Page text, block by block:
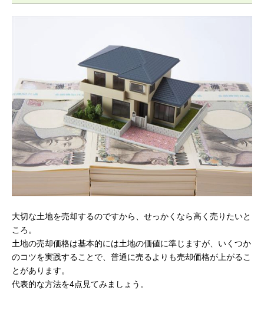
大切な土地を売却するのですから、せっかくなら高く売りたいと
ころ。
土地の売却価格は基本的には土地の価値に準じますが、いくつか
のコツを実践することで、普通に売るよりも売却価格が上がるこ
とがあります。
代表的な方法を4点見てみましょう。